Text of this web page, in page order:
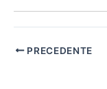
PRECEDENTE